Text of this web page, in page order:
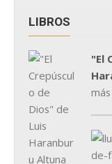
LIBROS
"El